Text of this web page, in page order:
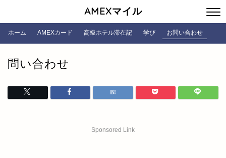
AMEXマイル
ホーム AMEXカード 高級ホテル滞在記 学び お問い合わせ
問い合わせ
Sponsored Link